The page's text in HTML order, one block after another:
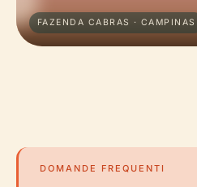
FAZENDA CABRAS · CAMPINAS
DOMANDE FREQUENTI